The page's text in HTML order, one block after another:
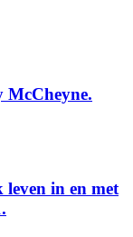
McCheyne.
in en met